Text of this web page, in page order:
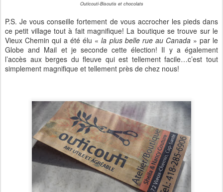
Outicouti-Bisoutis et chocolats
P.S. Je vous conseille fortement de vous accrocher les pieds dans
ce petit village tout à fait magnifique! La boutique se trouve sur le
Vieux Chemin qui a été élu «la plus belle rue au Canada» par le
Globe and Mail et je seconde cette élection! Il y a également
l’accès aux berges du fleuve qui est tellement facile…c’est tout
simplement magnifique et tellement près de chez nous!